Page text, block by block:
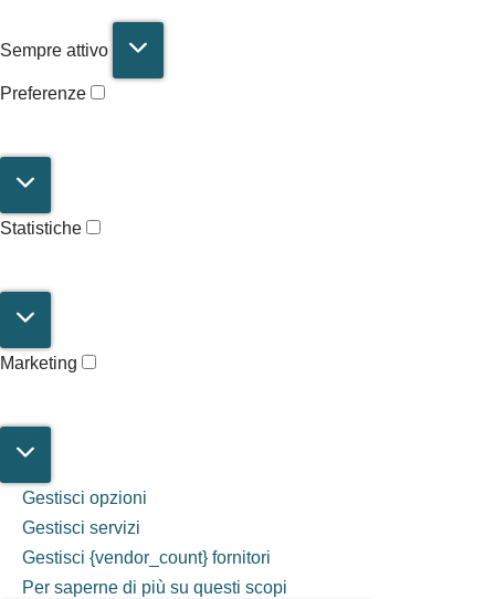
Sempre attivo
Preferenze
Statistiche
Marketing
Gestisci opzioni
Gestisci servizi
Gestisci {vendor_count} fornitori
Per saperne di più su questi scopi